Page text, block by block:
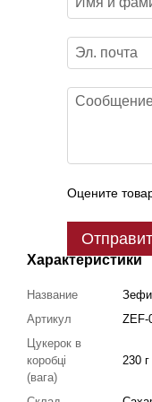
Оцените
Характеристики
Название
Артикул
ZEF-
Цукерок в
коробці
(вага)
230 г